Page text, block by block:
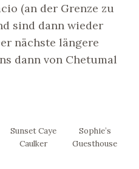
(an der Grenze zu
sind dann wieder
nächste längere
dann von Chetumal
Sunset Caye
Caulker
Sophie’s
Guesthouse